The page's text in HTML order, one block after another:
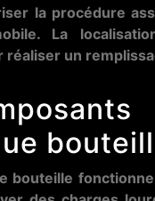
la procédure
La
réaliser un
bouteille